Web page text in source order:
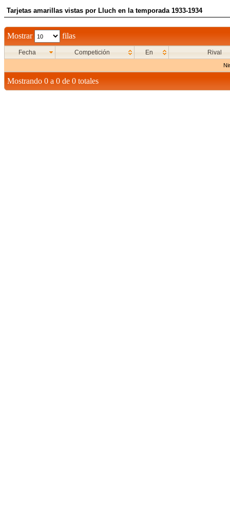
Tarjetas amarillas vistas por Lluch en la temporada 1933-1934
Mostrar filas
Fecha Competición En Rival
Mostrando 0 a 0 de 0 totales